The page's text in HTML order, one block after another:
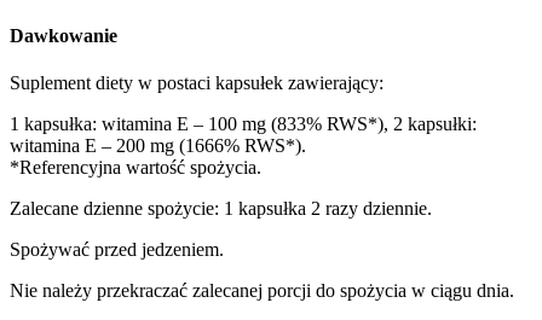
Dawkowanie
Suplement diety w postaci kapsułek zawierający:
1 kapsułka: witamina E – 100 mg (833% RWS*), 2 kapsułki:
witamina E – 200 mg (1666% RWS*).
*Referencyjna wartość spożycia.
Zalecane dzienne spożycie: 1 kapsułka 2 razy dziennie.
Spożywać przed jedzeniem.
Nie należy przekraczać zalecanej porcji do spożycia w ciągu dnia.